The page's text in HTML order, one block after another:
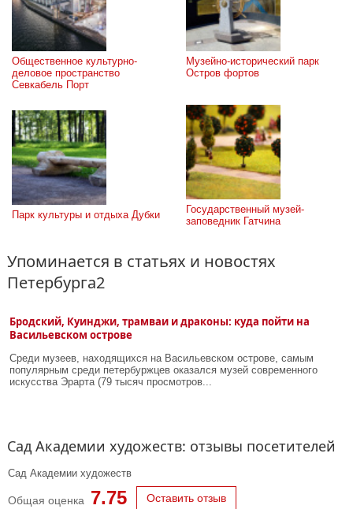
Общественное культурно-
деловое пространство
Севкабель Порт
Музейно-исторический парк
Остров фортов
Парк культуры и отдыха Дубки
Государственный музей-
заповедник Гатчина
Упоминается в статьях и новостях
Петербурга2
Бродский, Куинджи, трамваи и драконы: куда пойти на
Васильевском острове
Среди музеев, находящихся на Васильевском острове, самым
популярным среди петербуржцев оказался музей современного
искусства Эрарта (79 тысяч просмотров...
Сад Академии художеств: отзывы посетителей
Сад Академии художеств
Общая оценка 7.75 Оставить отзыв